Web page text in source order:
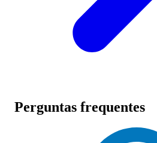
Perguntas frequentes